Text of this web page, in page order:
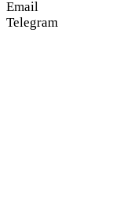
Email
Telegram